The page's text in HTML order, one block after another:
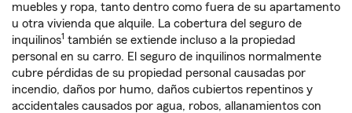
muebles y ropa, tanto dentro como fuera de su apartamento
u otra vivienda que alquile. La cobertura del seguro de
inquilinos1 también se extiende incluso a la propiedad
personal en su carro. El seguro de inquilinos normalmente
cubre pérdidas de su propiedad personal causadas por
incendio, daños por humo, daños cubiertos repentinos y
accidentales causados por agua, robos, allanamientos con